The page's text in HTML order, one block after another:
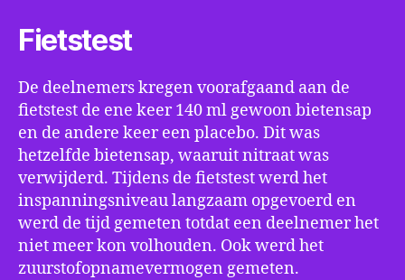
Fietstest
De deelnemers kregen voorafgaand aan de
fietstest de ene keer 140 ml gewoon bietensap
en de andere keer een placebo. Dit was
hetzelfde bietensap, waaruit nitraat was
verwijderd. Tijdens de fietstest werd het
inspanningsniveau langzaam opgevoerd en
werd de tijd gemeten totdat een deelnemer het
niet meer kon volhouden. Ook werd het
zuurstofopnamevermogen gemeten.